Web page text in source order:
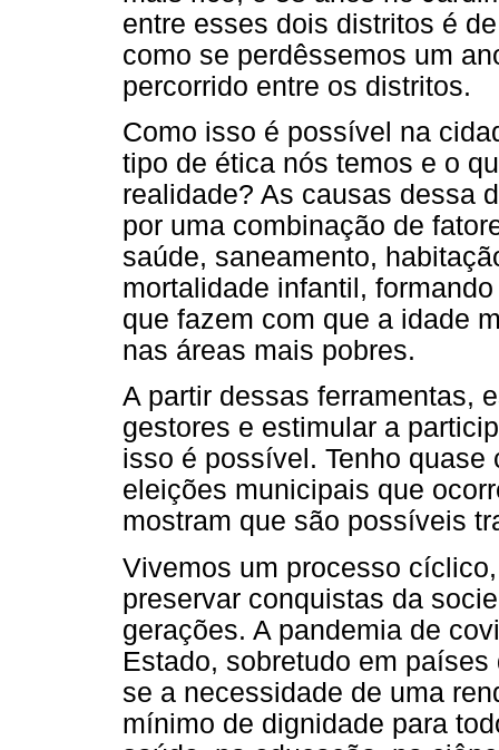
entre esses dois distritos é
como se perdêssemos um
percorrido entre os distritos.
Como isso é possível na
tipo de ética nós temos e o
realidade? As causas dessa
por uma combinação de
saúde, saneamento,
mortalidade infantil,
que fazem com que a idade
nas áreas mais pobres.
A partir dessas ferramentas,
gestores e estimular a
isso é possível. Tenho
eleições municipais que
mostram que são possíveis
Vivemos um processo
preservar conquistas da
gerações. A pandemia de
Estado, sobretudo em
se a necessidade de uma
mínimo de dignidade para